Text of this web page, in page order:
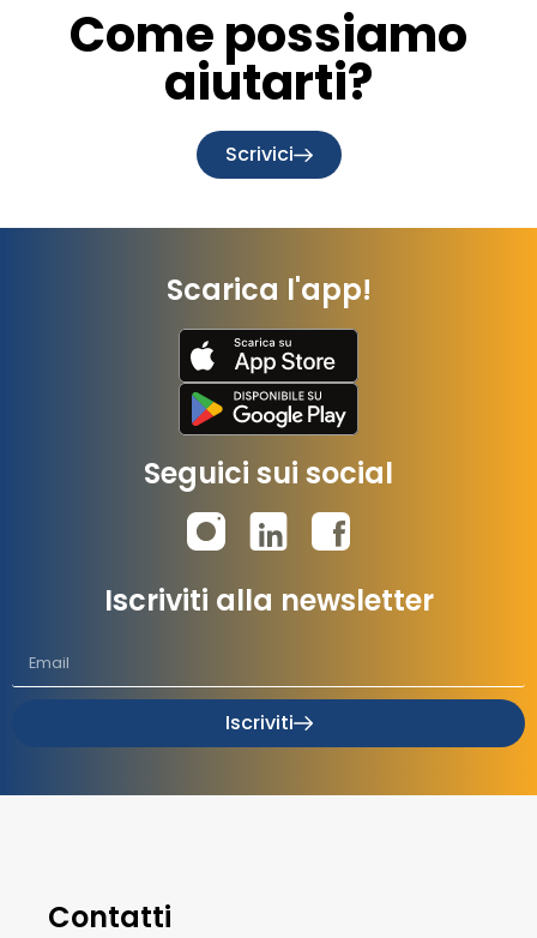
Come possiamo
aiutarti?
Scrivici
Scarica l'app!
Seguici sui social
Iscriviti alla newsletter
Iscriviti
Contatti